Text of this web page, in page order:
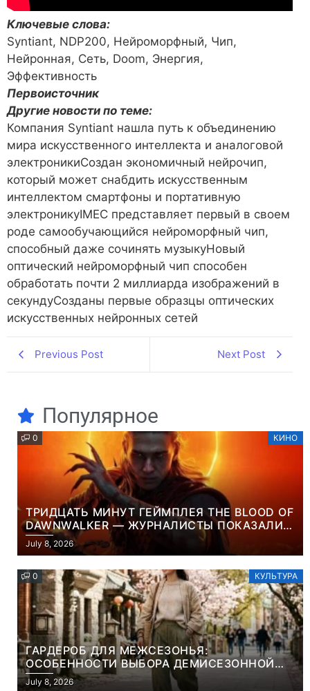
Ключевые слова:
Syntiant, NDP200, Нейроморфный, Чип,
Нейронная, Сеть, Doom, Энергия,
Эффективность
Первоисточник
Другие новости по теме:
Компания Syntiant нашла путь к объединению
мира искусственного интеллекта и аналоговой
электроникиСоздан экономичный нейрочип,
который может снабдить искусственным
интеллектом смартфоны и портативную
электроникуIMEC представляет первый в своем
роде самообучающийся нейроморфный чип,
способный даже сочинять музыкуНовый
оптический нейроморфный чип способен
обработать почти 2 миллиарда изображений в
секундуСозданы первые образцы оптических
искусственных нейронных сетей
Previous Post Next Post
Популярное
0 КИНО
ТРИДЦАТЬ МИНУТ ГЕЙМПЛЕЯ THE BLOOD OF
DAWNWALKER — ЖУРНАЛИСТЫ ПОКАЗАЛИ
НАЧАЛО НОВОЙ ИГРЫ ОТ ВЕТЕРАНОВ CD
PROJEKT RED
July 8, 2026
0 КУЛЬТУРА
ГАРДЕРОБ ДЛЯ МЕЖСЕЗОНЬЯ:
ОСОБЕННОСТИ ВЫБОРА ДЕМИСЕЗОННОЙ
ПАРКИ И ЭЛЕГАНТНОГО ЖЕНСКОГО ПЛАЩА
July 8, 2026